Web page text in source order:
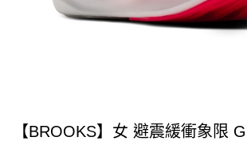
【BROOKS】女 避震緩衝象限